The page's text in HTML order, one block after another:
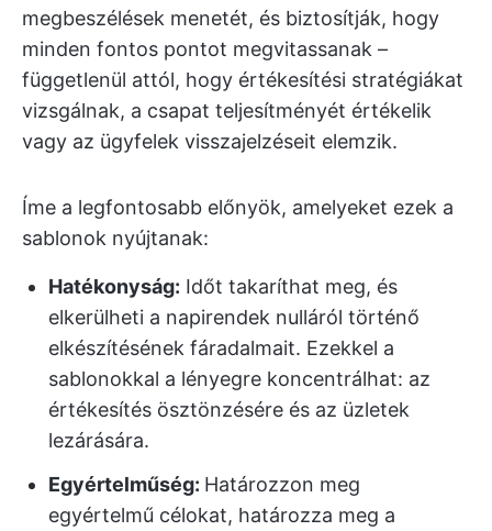
megbeszélések menetét, és biztosítják, hogy
minden fontos pontot megvitassanak –
függetlenül attól, hogy értékesítési stratégiákat
vizsgálnak, a csapat teljesítményét értékelik
vagy az ügyfelek visszajelzéseit elemzik.
Íme a legfontosabb előnyök, amelyeket ezek a
sablonok nyújtanak:
Hatékonyság: Időt takaríthat meg, és
elkerülheti a napirendek nulláról történő
elkészítésének fáradalmait. Ezekkel a
sablonokkal a lényegre koncentrálhat: az
értékesítés ösztönzésére és az üzletek
lezárására.
Egyértelműség: Határozzon meg
egyértelmű célokat, határozza meg a